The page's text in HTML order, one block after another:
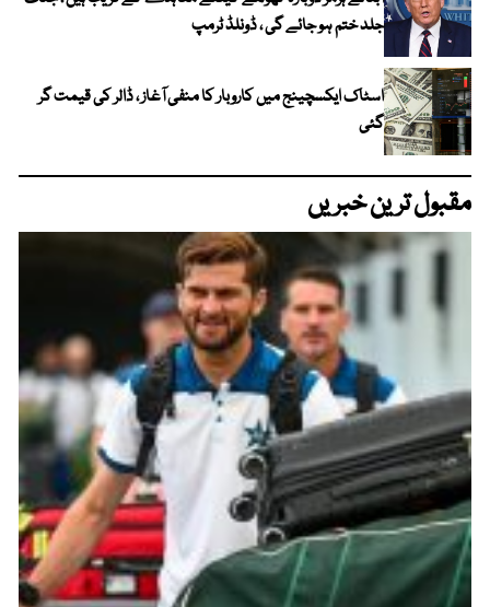
جلد ختم ہو جائے گی ، ڈونلڈ ٹرمپ
اسٹاک ایکسچینج میں کاروبار کا منفی آغاز ، ڈالر کی قیمت گر
گئی
مقبول ترین خبریں